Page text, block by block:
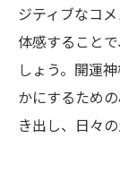
ジティブなコ
体感すること
しょう。開運
かにするため
き出し、日々